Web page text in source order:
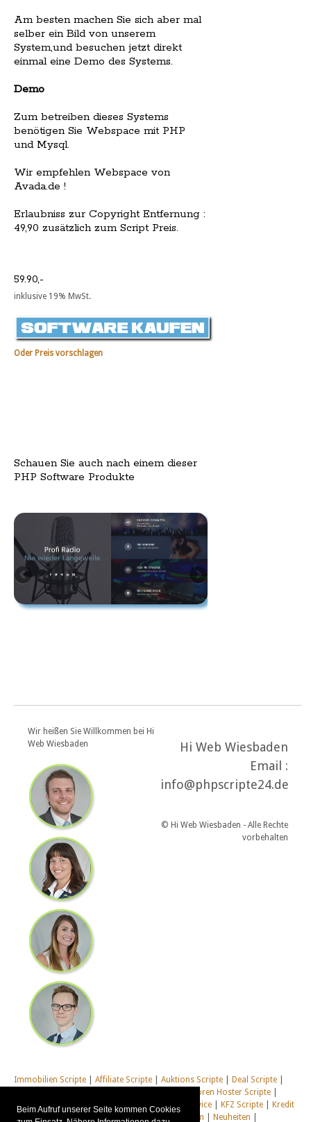
Beim Aufruf unserer Seite kommen Cookies
Am besten machen Sie sich aber mal
selber ein Bild von unserem
System,und besuchen jetzt direkt
einmal eine Demo des Systems.
Demo
Zum betreiben dieses Systems
benötigen Sie Webspace mit PHP
und Mysql.
Wir empfehlen Webspace von
Avada.de !
Erlaubniss zur Copyright Entfernung :
49,90 zusätzlich zum Script Preis.
59.90,-
inklusive 19% MwSt.
Oder Preis vorschlagen
Schauen Sie auch nach einem dieser
PHP Software Produkte
Wir heißen Sie Willkommen bei Hi
Web Wiesbaden
Hi Web Wiesbaden
Email :
info@phpscripte24.de
© Hi Web Wiesbaden - Alle Rechte
vorbehalten
Immobilien Scripte Affiliate Scripte Auktions Scripte Deal Scripte
Foren Hoster Scripte
Homepage Generator Scripte
Installations Service KFZ Scripte
Kredit
Scripte| Management Scripte| Multi Web System Neuheiten